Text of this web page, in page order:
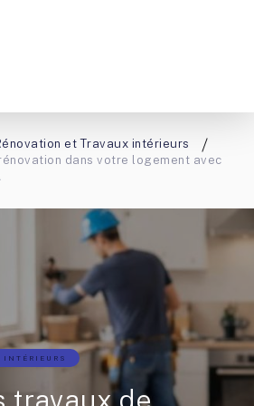
et Travaux intérieurs
dans votre logement avec
INTÉRIEURS
travaux de